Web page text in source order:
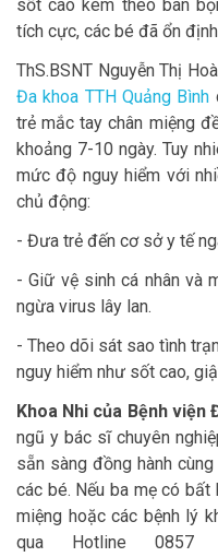
sốt cao kèm theo ban
tích cực, các bé đã ổn
ThS.BSNT Nguyễn Thị
Đa khoa TTH Quảng Bình
trẻ mắc tay chân miệng
khoảng 7-10 ngày. Tuy
mức độ nguy hiểm với
chủ động:
- Đưa trẻ đến cơ sở y tế
- Giữ vệ sinh cá nhân và
ngừa virus lây lan.
- Theo dõi sát sao tình
nguy hiểm như sốt cao,
Khoa Nhi của Bệnh viện
ngũ y bác sĩ chuyên
sẵn sàng đồng hành
các bé. Nếu ba mẹ có bất
miệng hoặc các bệnh lý
qua Hotline 0857